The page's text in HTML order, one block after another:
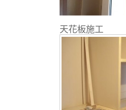
天花板施工